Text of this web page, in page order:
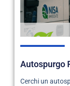
Autospurgo
Cerchi un